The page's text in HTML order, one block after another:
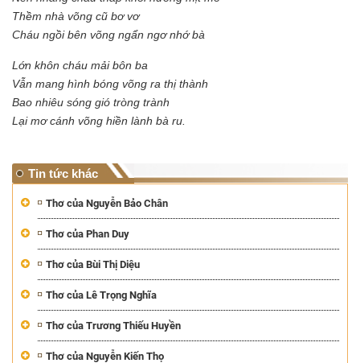
Thềm nhà võng cũ bơ vơ
Cháu ngồi bên võng ngẩn ngơ nhớ bà
Lớn khôn cháu mải bôn ba
Vẫn mang hình bóng võng ra thị thành
Bao nhiêu sóng gió tròng trành
Lại mơ cánh võng hiền lành bà ru.
Tin tức khác
Thơ của Nguyễn Bảo Chân
Thơ của Phan Duy
Thơ của Bùi Thị Diệu
Thơ của Lê Trọng Nghĩa
Thơ của Trương Thiếu Huyền
Thơ của Nguyễn Kiến Thọ